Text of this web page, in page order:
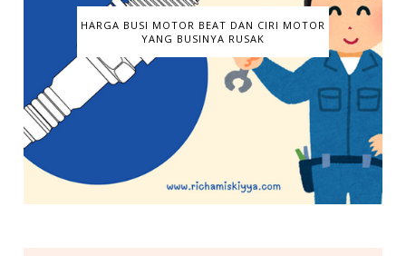
HARGA BUSI MOTOR BEAT DAN CIRI MOTOR
YANG BUSINYA RUSAK